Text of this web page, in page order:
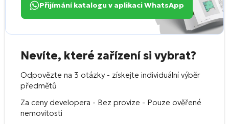
Přijímání katalogu v aplikaci WhatsApp
Nevíte, které zařízení si vybrat?
Odpovězte na 3 otázky - získejte individuální výběr
předmětů
Za ceny developera - Bez provize - Pouze ověřené
nemovitosti